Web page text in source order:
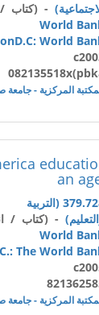
- (كتاب /
World
World
المركزية - جامعة
an
379.728 (التربية
- (كتاب /
World
The World
المركزية - جامعة